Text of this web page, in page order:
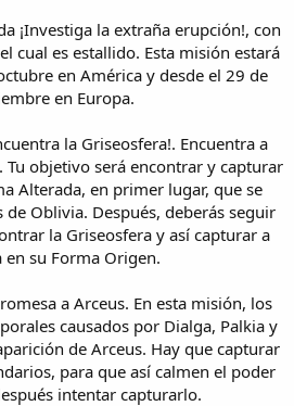
¡Investiga la extraña erupción!, con
cual es estallido. Esta misión estará
en América y desde el 29 de
en Europa.
la Griseosfera!. Encuentra a
Tu objetivo será encontrar y capturar
Alterada, en primer lugar, que se
de Oblivia. Después, deberás seguir
la Griseosfera y así capturar a
en su Forma Origen.
a Arceus. En esta misión, los
causados por Dialga, Palkia y
de Arceus. Hay que capturar
para que así calmen el poder
intentar capturarlo.